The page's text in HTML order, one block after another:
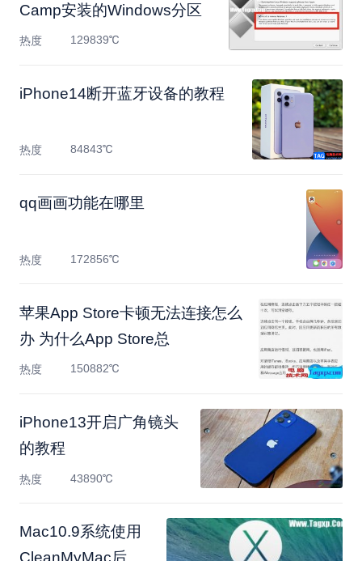
Camp安装的Windows分区
热度 129839℃
​iPhone14断开蓝牙设备的教程
热度 84843℃
qq画画功能在哪里
热度 172856℃
苹果App Store卡顿无法连接怎么
办 为什么App Store总
热度 150882℃
iPhone13开启广角镜头
的教程
热度 43890℃
Mac10.9系统使用